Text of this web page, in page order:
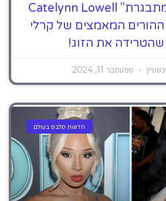
כוכבת "אמא מתבגרת" Catelynn Lowell
ההורים המאמצים של קרלי
את הזוג!
ספטמבר 11, 2024
חדשות סלבס בעולם